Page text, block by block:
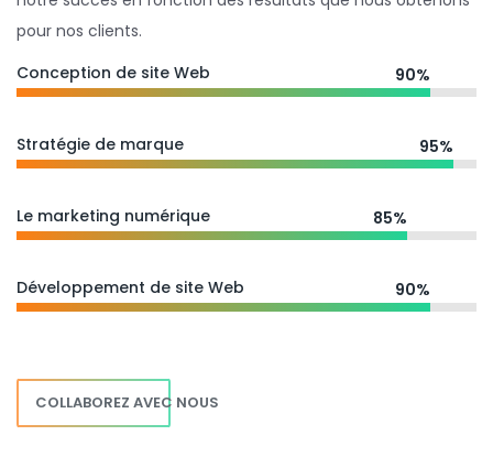
pour nos clients.
Conception de site Web
90%
Stratégie de marque 95%
Le marketing numérique 85%
Développement de site Web 90%
COLLABOREZ AVEC NOUS